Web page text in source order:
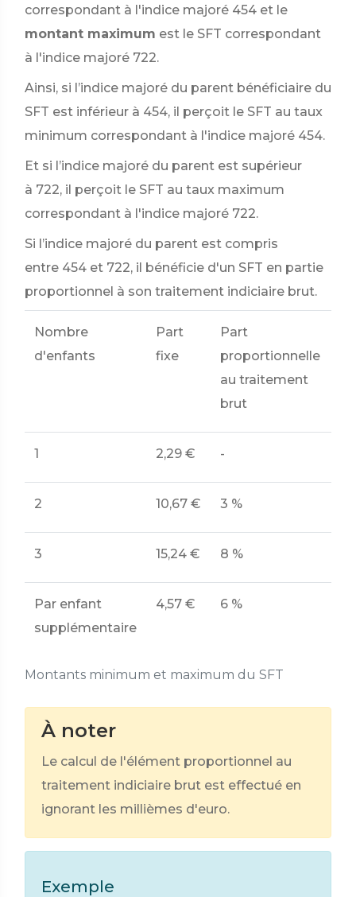
correspondant à l'indice majoré 454 et le
montant maximum est le SFT correspondant
à l'indice majoré 722.
Ainsi, si l’indice majoré du parent bénéficiaire du
SFT est inférieur à 454, il perçoit le SFT au taux
minimum correspondant à l'indice majoré 454.
Et si l’indice majoré du parent est supérieur
à 722, il perçoit le SFT au taux maximum
correspondant à l'indice majoré 722.
Si l’indice majoré du parent est compris
entre 454 et 722, il bénéficie d'un SFT en partie
proportionnel à son traitement indiciaire brut.
Montants minimum et maximum du SFT
Nombre
d'enfants
Part
fixe
Part
proportionnelle
au traitement
brut
1 2,29 € -
2 10,67 € 3 %
3 15,24 € 8 %
Par enfant
supplémentaire
4,57 € 6 %
À noter
Le calcul de l'élément proportionnel au
traitement indiciaire brut est effectué en
ignorant les millièmes d'euro.
Exemple